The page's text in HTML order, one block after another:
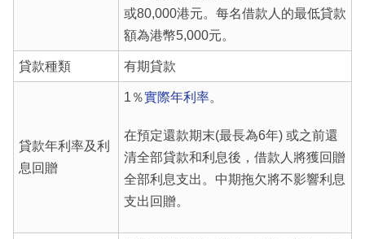
或80,000港元。每名借款人的最低貸款
額為港幣5,000元。
貸款種類 有期貸款
貸款年利率及利
息回贈
1％實際年利率。
在預定還款期末(最長為6年) 或之前還
清全部貸款和利息後，借款人將獲回贈
全部利息支出。中期拖欠將不影響利息
支出回贈。